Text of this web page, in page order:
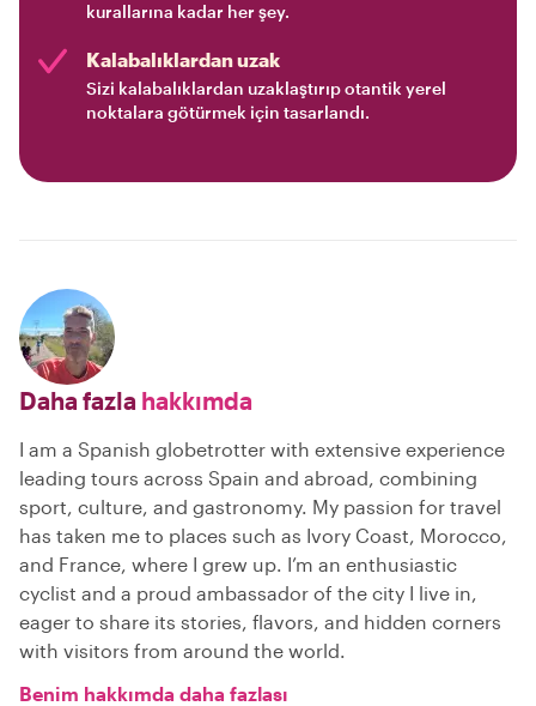
kurallarına kadar her şey.
Kalabalıklardan uzak
Sizi kalabalıklardan uzaklaştırıp otantik yerel
noktalara götürmek için tasarlandı.
Daha fazla hakkımda
I am a Spanish globetrotter with extensive experience
leading tours across Spain and abroad, combining
sport, culture, and gastronomy. My passion for travel
has taken me to places such as Ivory Coast, Morocco,
and France, where I grew up. I’m an enthusiastic
cyclist and a proud ambassador of the city I live in,
eager to share its stories, flavors, and hidden corners
with visitors from around the world.
Benim hakkımda daha fazlası